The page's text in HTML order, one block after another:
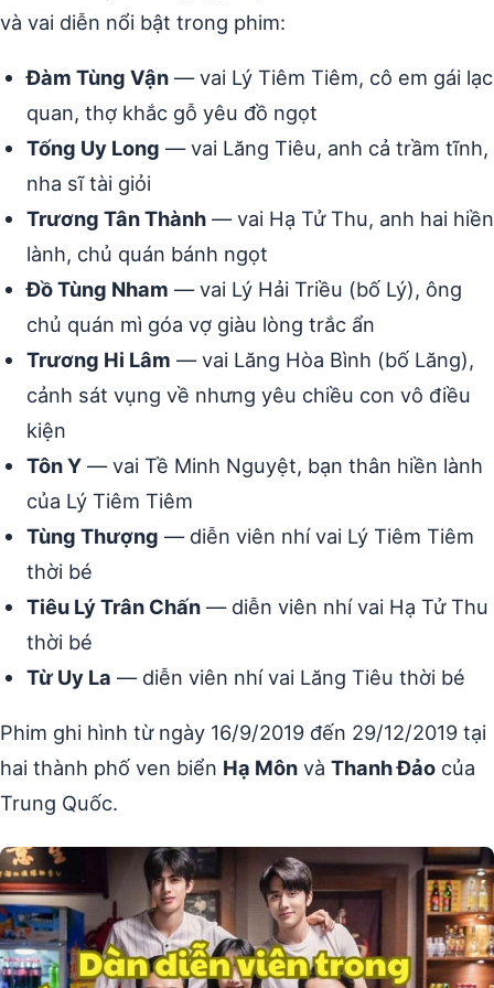
và vai diễn nổi bật trong phim:
Đàm Tùng Vận — vai Lý Tiêm Tiêm, cô em gái lạc
quan, thợ khắc gỗ yêu đồ ngọt
Tống Uy Long — vai Lăng Tiêu, anh cả trầm tĩnh,
nha sĩ tài giỏi
Trương Tân Thành — vai Hạ Tử Thu, anh hai hiền
lành, chủ quán bánh ngọt
Đồ Tùng Nham — vai Lý Hải Triều (bố Lý), ông
chủ quán mì góa vợ giàu lòng trắc ẩn
Trương Hi Lâm — vai Lăng Hòa Bình (bố Lăng),
cảnh sát vụng về nhưng yêu chiều con vô điều
kiện
Tôn Y — vai Tề Minh Nguyệt, bạn thân hiền lành
của Lý Tiêm Tiêm
Tùng Thượng — diễn viên nhí vai Lý Tiêm Tiêm
thời bé
Tiêu Lý Trân Chấn — diễn viên nhí vai Hạ Tử Thu
thời bé
Từ Uy La — diễn viên nhí vai Lăng Tiêu thời bé
Phim ghi hình từ ngày 16/9/2019 đến 29/12/2019 tại
hai thành phố ven biển Hạ Môn và Thanh Đảo của
Trung Quốc.